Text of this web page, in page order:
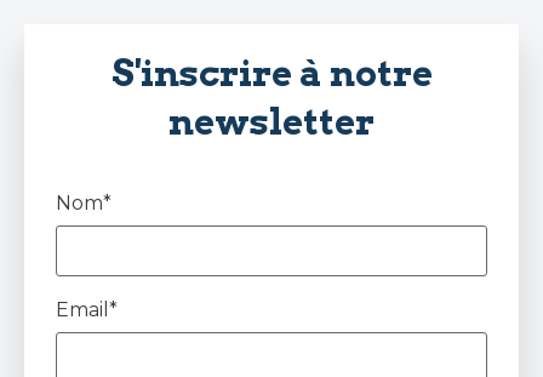
S'inscrire à notre
newsletter
Nom*
Email*